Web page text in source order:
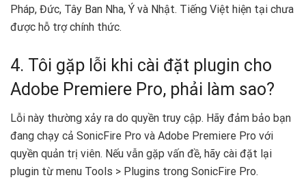
Pháp, Đức, Tây Ban Nha, Ý và Nhật. Tiếng Việt hiện tại chưa
được hỗ trợ chính thức.
4. Tôi gặp lỗi khi cài đặt plugin cho
Adobe Premiere Pro, phải làm sao?
Lỗi này thường xảy ra do quyền truy cập. Hãy đảm bảo bạn
đang chạy cả SonicFire Pro và Adobe Premiere Pro với
quyền quản trị viên. Nếu vẫn gặp vấn đề, hãy cài đặt lại
plugin từ menu Tools > Plugins trong SonicFire Pro.